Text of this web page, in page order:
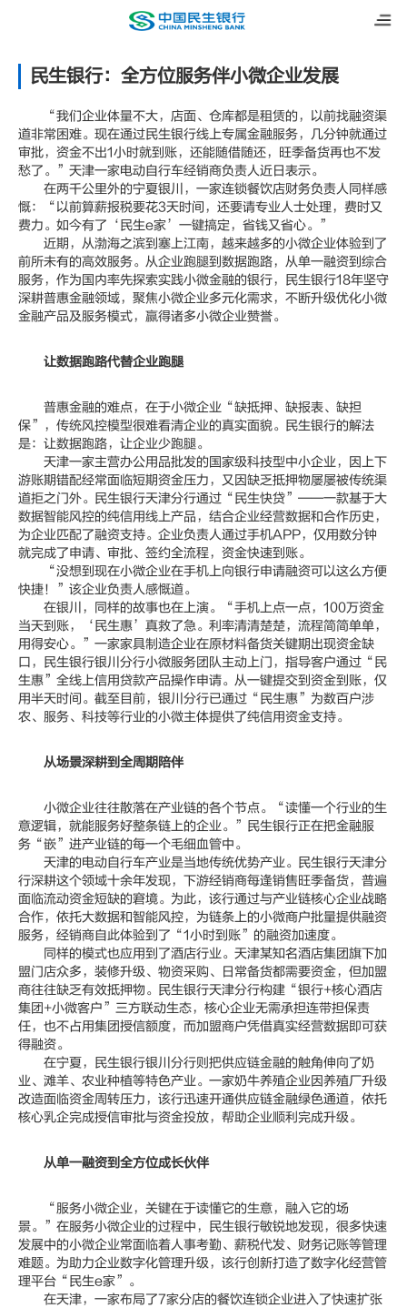
民生银行：全方位服务伴小微企业发展
“我们企业体量不大，店面、仓库都是租赁的，以前找融资渠
道非常困难。现在通过民生银行线上专属金融服务，几分钟就通过
审批，资金不出1小时就到账，还能随借随还，旺季备货再也不发
愁了。”天津一家电动自行车经销商负责人近日表示。
在两千公里外的宁夏银川，一家连锁餐饮店财务负责人同样感
慨：“以前算薪报税要花3天时间，还要请专业人士处理，费时又
费力。如今有了‘民生e家’一键搞定，省钱又省心。”
近期，从渤海之滨到塞上江南，越来越多的小微企业体验到了
前所未有的高效服务。从企业跑腿到数据跑路，从单一融资到综合
服务，作为国内率先探索实践小微金融的银行，民生银行18年坚守
深耕普惠金融领域，聚焦小微企业多元化需求，不断升级优化小微
金融产品及服务模式，赢得诸多小微企业赞誉。
让数据跑路代替企业跑腿
普惠金融的难点，在于小微企业“缺抵押、缺报表、缺担
保”，传统风控模型很难看清企业的真实面貌。民生银行的解法
是：让数据跑路，让企业少跑腿。
天津一家主营办公用品批发的国家级科技型中小企业，因上下
游账期错配经常面临短期资金压力，又因缺乏抵押物屡屡被传统渠
道拒之门外。民生银行天津分行通过“民生快贷”——一款基于大
数据智能风控的纯信用线上产品，结合企业经营数据和合作历史，
为企业匹配了融资支持。企业负责人通过手机APP，仅用数分钟
就完成了申请、审批、签约全流程，资金快速到账。
“没想到现在小微企业在手机上向银行申请融资可以这么方便
快捷！”该企业负责人感慨道。
在银川，同样的故事也在上演。“手机上点一点，100万资金
当天到账，‘民生惠’真救了急。利率清清楚楚，流程简简单单，
用得安心。”一家家具制造企业在原材料备货关键期出现资金缺
口，民生银行银川分行小微服务团队主动上门，指导客户通过“民
生惠”全线上信用贷款产品操作申请。从一键提交到资金到账，仅
用半天时间。截至目前，银川分行已通过“民生惠”为数百户涉
农、服务、科技等行业的小微主体提供了纯信用资金支持。
从场景深耕到全周期陪伴
小微企业往往散落在产业链的各个节点。“读懂一个行业的生
意逻辑，就能服务好整条链上的企业。”民生银行正在把金融服
务“嵌”进产业链的每一个毛细血管中。
天津的电动自行车产业是当地传统优势产业。民生银行天津分
行深耕这个领域十余年发现，下游经销商每逢销售旺季备货，普遍
面临流动资金短缺的窘境。为此，该行通过与产业链核心企业战略
合作，依托大数据和智能风控，为链条上的小微商户批量提供融资
服务，经销商自此体验到了“1小时到账”的融资加速度。
同样的模式也应用到了酒店行业。天津某知名酒店集团旗下加
盟门店众多，装修升级、物资采购、日常备货都需要资金，但加盟
商往往缺乏有效抵押物。民生银行天津分行构建“银行+核心酒店
集团+小微客户”三方联动生态，核心企业无需承担连带担保责
任，也不占用集团授信额度，而加盟商户凭借真实经营数据即可获
得融资。
在宁夏，民生银行银川分行则把供应链金融的触角伸向了奶
业、滩羊、农业种植等特色产业。一家奶牛养殖企业因养殖厂升级
改造面临资金周转压力，该行迅速开通供应链金融绿色通道，依托
核心乳企完成授信审批与资金投放，帮助企业顺利完成升级。
从单一融资到全方位成长伙伴
“服务小微企业，关键在于读懂它的生意，融入它的场
景。”在服务小微企业的过程中，民生银行敏锐地发现，很多快速
发展中的小微企业常面临着人事考勤、薪税代发、财务记账等管理
难题。为助力企业数字化管理升级，该行创新打造了数字化经营管
理平台“民生e家”。
在天津，一家布局了7家分店的餐饮连锁企业进入了快速扩张